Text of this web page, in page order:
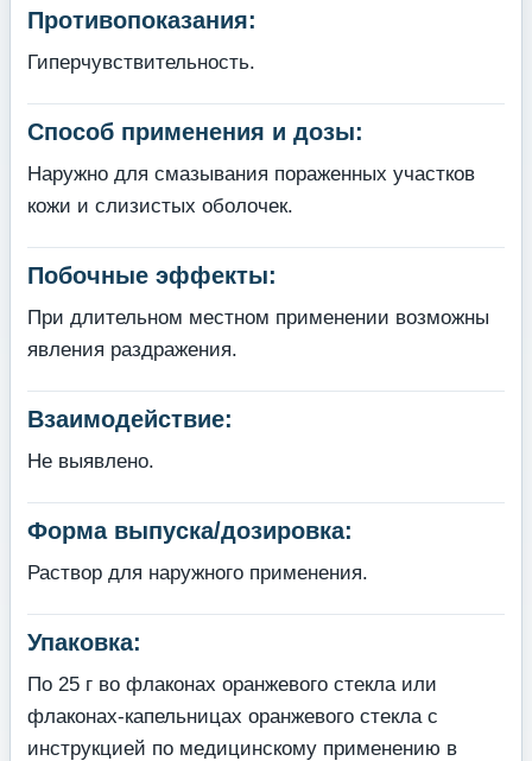
Противопоказания:
Гиперчувствительность.
Способ применения и дозы:
Наружно для смазывания пораженных участков
кожи и слизистых оболочек.
Побочные эффекты:
При длительном местном применении возможны
явления раздражения.
Взаимодействие:
Не выявлено.
Форма выпуска/дозировка:
Раствор для наружного применения.
Упаковка:
По 25 г во флаконах оранжевого стекла или
флаконах-капельницах оранжевого стекла с
инструкцией по медицинскому применению в